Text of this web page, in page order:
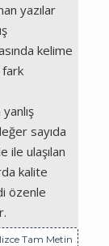
yazılar
kelime
fark
sayıda
ile ulaşılan
kalite
özenle
Tam Metin